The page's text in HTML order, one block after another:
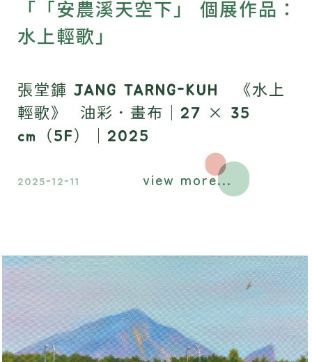
「「安農溪天空下」 個展作品：
水上輕歌」
張堂龲 JANG TARNG-KUH 《水上
輕歌》 油彩．畫布｜27 × 35
cm（5F）｜2025
2025-12-11 view more...